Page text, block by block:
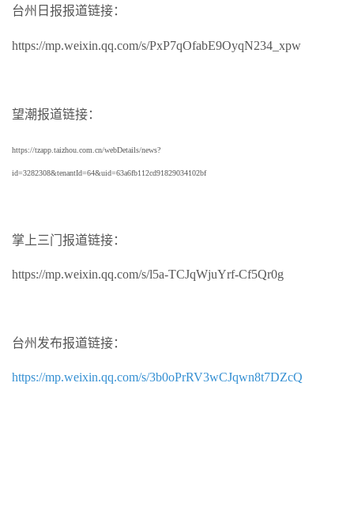
台州日报报道链接：
https://mp.weixin.qq.com/s/PxP7qOfabE9OyqN234_xpw
望潮报道链接：
https://tzapp.taizhou.com.cn/webDetails/news?
id=3282308&tenantId=64&uid=63a6fb112cd91829034102bf
掌上三门报道链接：
https://mp.weixin.qq.com/s/l5a-TCJqWjuYrf-Cf5Qr0g
台州发布报道链接：
https://mp.weixin.qq.com/s/3b0oPrRV3wCJqwn8t7DZcQ